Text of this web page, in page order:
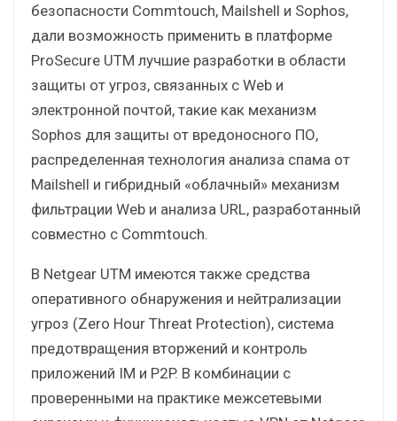
безопасности Commtouch, Mailshell и Sophos,
дали возможность применить в платформе
ProSecure UTM лучшие разработки в области
защиты от угроз, связанных с Web и
электронной почтой, такие как механизм
Sophos для защиты от вредоносного ПО,
распределенная технология анализа спама от
Mailshell и гибридный «облачный» механизм
фильтрации Web и анализа URL, разработанный
совместно с Commtouch.
В Netgear UTM имеются также средства
оперативного обнаружения и нейтрализации
угроз (Zero Hour Threat Protection), система
предотвращения вторжений и контроль
приложений IM и P2P. В комбинации с
проверенными на практике межсетевыми